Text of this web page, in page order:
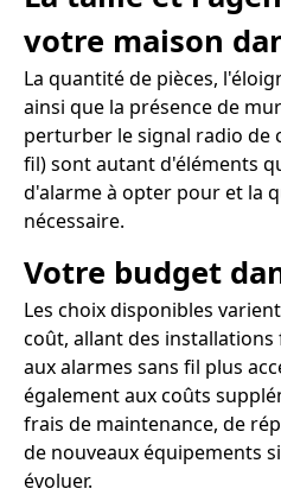
votre maison
La quantité de pièces,
ainsi que la présence de
perturber le signal radio de
fil) sont autant d'éléments
d'alarme à opter pour et la
nécessaire.
Votre budget
Les choix disponibles
coût, allant des
aux alarmes sans fil plus
également aux coûts
frais de maintenance, de
de nouveaux équipements
évoluer.